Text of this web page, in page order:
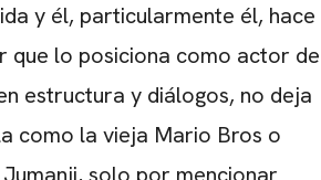
y él, particularmente él, hace
que lo posiciona como actor de
estructura y diálogos, no deja
como la vieja Mario Bros o